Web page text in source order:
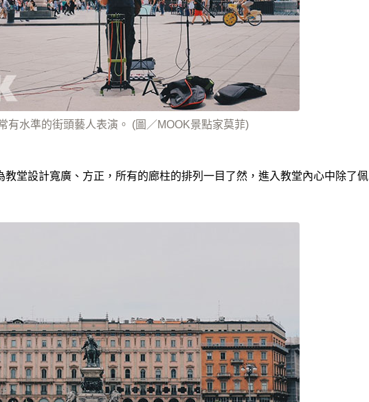
有水準的街頭藝人表演。 (圖／MOOK景點家莫菲)
堂設計寬廣、方正，所有的廊柱的排列一目了然，進入教堂內心中除了佩